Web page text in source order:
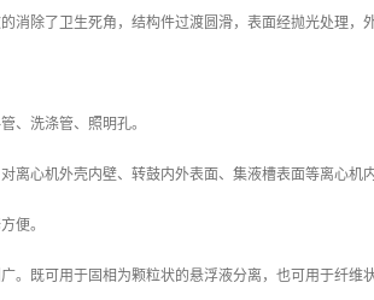
消除了卫生死角，结构件过渡圆滑，表面经抛光处理
、洗涤管、照明孔。
离心机外壳内壁、转鼓内外表面、集液槽表面等离心机
便。
。既可用于固相为颗粒状的悬浮液分离，也可用于纤维